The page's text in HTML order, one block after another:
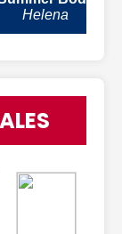
Helena